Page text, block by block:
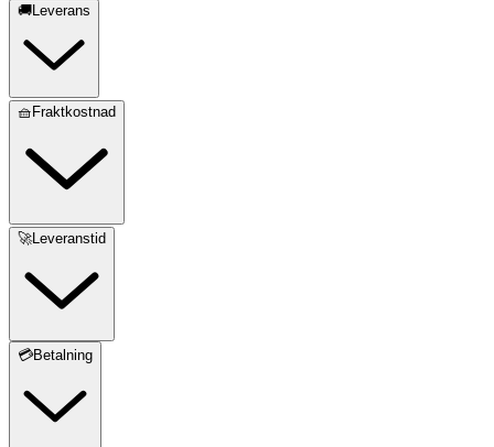
🚚Leverans
🧺Fraktkostnad
🚀Leveranstid
💳Betalning